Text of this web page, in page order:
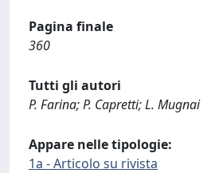
Pagina finale
360
Tutti gli autori
P. Farina; P. Capretti; L. Mugnai
Appare nelle tipologie:
1a - Articolo su rivista